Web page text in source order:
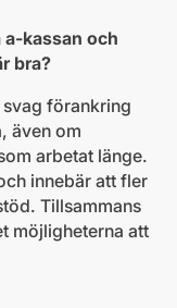
a-kassan och
bra?
förankring
även om
arbetat länge.
innebär att fler
Tillsammans
möjligheterna att